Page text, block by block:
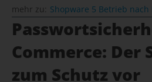
mehr zu: Shopware 5 Betrieb nach
Commerce: Der
zum Schutz vor